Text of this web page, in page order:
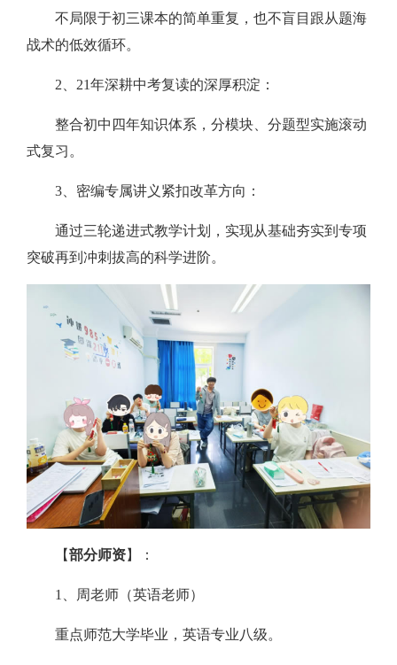
不局限于初三课本的简单重复，也不盲目跟从题海
战术的低效循环。
2、21年深耕中考复读的深厚积淀：
整合初中四年知识体系，分模块、分题型实施滚动
式复习。
3、密编专属讲义紧扣改革方向：
通过三轮递进式教学计划，实现从基础夯实到专项
突破再到冲刺拔高的科学进阶。
【部分师资】：
1、周老师（英语老师）
重点师范大学毕业，英语专业八级。